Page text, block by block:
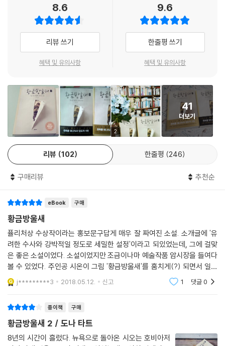
황에서, 소년은 부유한 친구 집에 맡겨지고, 세상은 사라진 [황금방울새]
를 찾기 시작한다. 상실감 속에 그림을 돌려줄 기회를 놓친 소년은 이제 그
림을 ‘내 것’이라 생각하게 되고, 험난한 길로 들어선다. 홰에 묶인 그림 속
방울새처럼 소년은 발버둥칠수록 어리석은 선택을 거듭하며 어머니를 잃
은 운명의 날로 회귀할 뿐이다. 과연 소년은 온전한 삶을 되찾고 그림 또한
한 번의 비극으로 보통의 궤도를 벗어난 소년의 성장담을 통해 소설은 운
명이라 불리는 인간의 나약함을 되돌아보고, 그러한 나약함은 변하지 않는
것들에 대한 동경과 집착으로 표출된다. 소년을 따라 펼쳐지는 예술 암시
장의 모습과 고가구를 수리하고 거래하는 생소한 풍경은 그런 의미에서 이
야기를 흥미롭게 견인하는 동시에 핵심에 자리한다. 뉴욕이라는 메트로폴
리탄의 적나라한 모습 역시 마찬가지다. 사회 밑바닥 계층에 묶인 이민자
한 쓰디쓴 통찰이다.
《황금방울새》를 둘러싼 폭발적 반응
이처럼 까다로운 주제를 유려한 수사와 세밀한 설정으로 돌파하는 《황금
방울새》는 출간 즉시 큰 화제를 낳았다. 미국 연예지 [배니티페어]는 전미
를 휩쓴 인기 드라마 [브레이킹배드]에 빗대 ‘[브레이킹배드] 봤어?’라는
센세이션이 ‘《황금방울새》 읽었어?’로 재현되었다고 표현하기도 했다.
[뉴욕타임스] 베스트셀러 순위에 45주간 올랐고, 영국·프랑스·이탈리아·
핀란드·독일에서도 장기간 베스트셀러 자리를 차지했으며, 32개국 번역
욕타임스]·[퍼블리셔스위클리]에서 최고의 책에 선정되었고, 미국 도서관
협회 앤드루 카네기 메달과 2014 퓰리처상을 수상하면서 그 작품성까지
인정받았다.
8.6
리뷰 쓰기
혜택 및 유의사항
9.6
한줄평 쓰기
혜택 및 유의사항
2
41
더보기
리뷰 102 한줄평 246
구매리뷰 추천순
eBook 구매
황금방울새
퓰리처상 수상작이라는 홍보문구답게 매우 잘 짜여진 소설. 소개글에 '유
려한 수사와 강박적일 정도로 세밀한 설정'이라고 되있었는데, 그에 걸맞
은 좋은 소설이었다. 소설이었지만 조금이나마 예술작품 암시장을 들여다
볼 수 있었다. 주인공 시온이 그림 '황금방울새'를 훔치게(?) 되면서 일어
나는 일들은 정말 손에 땀을 쥐고 지켜볼 정도로 긴박감 있었다. 다시 읽고
싶은 책이다.
j*********3 2018.05.12. 신고 1 댓글0
종이책 구매
황금방울새 2 / 도나 타트
8년의 시간이 흘렀다. 뉴욕으로 돌아온 시오는 호비아저